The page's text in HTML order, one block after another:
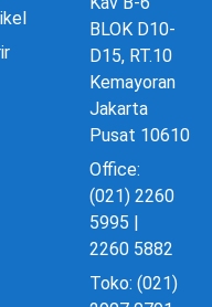
BLOK D10-
D15, RT.10
Kemayoran
Jakarta
Pusat 10610
Office:
(021) 2260
5995 |
2260 5882
Toko: (021)